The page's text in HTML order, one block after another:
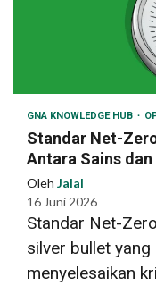
GNA KNOWLEDGE HUB
Standar Net-
Antara Sains
Oleh Jalal
16 Juni 2026
Standar Net-
silver bullet
menyelesaikan